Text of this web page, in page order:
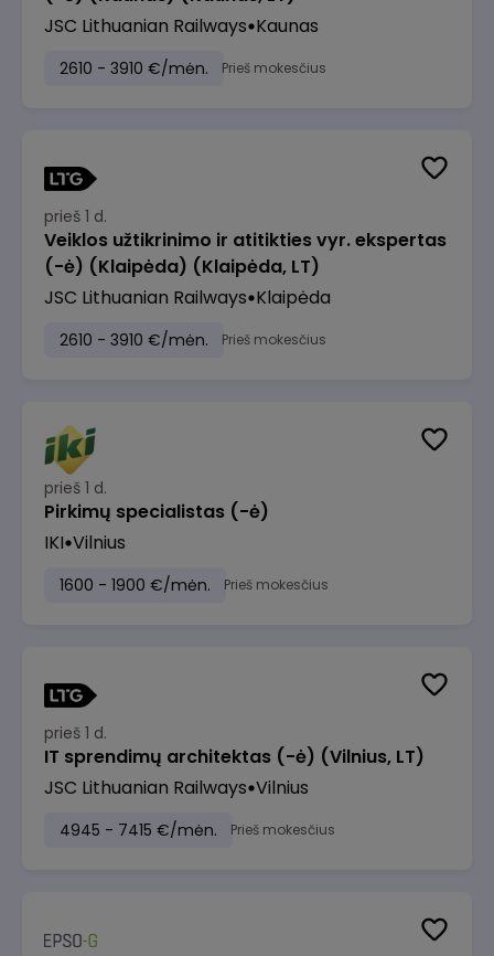
JSC Lithuanian Railways Kaunas
2610 - 3910 €/mėn. Prieš mokesčius
prieš 1 d.
Veiklos užtikrinimo ir atitikties vyr. ekspertas
(-ė) (Klaipėda) (Klaipėda, LT)
JSC Lithuanian Railways Klaipėda
2610 - 3910 €/mėn. Prieš mokesčius
prieš 1 d.
Pirkimų specialistas (-ė)
IKI Vilnius
1600 - 1900 €/mėn. Prieš mokesčius
prieš 1 d.
IT sprendimų architektas (-ė) (Vilnius, LT)
JSC Lithuanian Railways Vilnius
4945 - 7415 €/mėn. Prieš mokesčius